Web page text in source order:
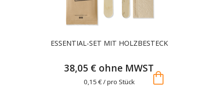
ESSENTIAL-SET MIT HOLZBESTECK
38,05 € ohne MWST
0,15 € / pro Stück shopping_bag